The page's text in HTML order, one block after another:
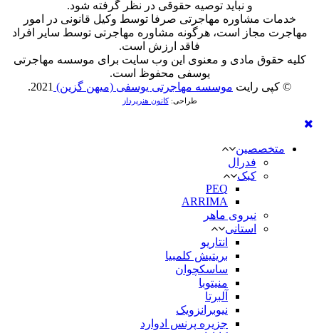
و نباید توصیه حقوقی در نظر گرفته شود.
خدمات مشاوره مهاجرتی صرفا توسط وکیل قانونی در امور
مهاجرت مجاز است، هرگونه مشاوره مهاجرتی توسط سایر افراد
فاقد ارزش است.
کلیه حقوق مادی و معنوی این وب سایت برای موسسه مهاجرتی
یوسفی محفوظ است.
© کپی رایت موسسه مهاجرتی یوسفی (میهن گزین) 2021.
طراحی: کانون هنرپرداز
متخصصین
فدرال
کبک
PEQ
ARRIMA
نیروی ماهر
استانی
انتاریو
بریتیش کلمبیا
ساسکچوان
منیتوبا
آلبرتا
نیوبرانزویک
جزیره پرنس ادوارد